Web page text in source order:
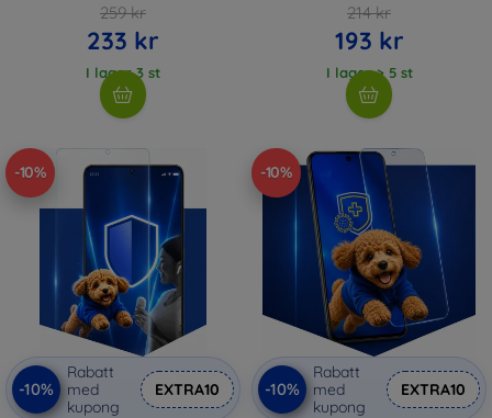
259 kr
233 kr
I lager 3 st
214 kr
193 kr
I lager > 5 st
-10%
-10%
Rabatt
med
kupong
EXTRA10
-10%
-10%
Rabatt
med
kupong
EXTRA10